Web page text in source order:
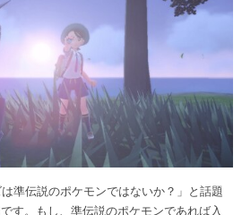
準伝説のポケモンではないか？」と話題
す。もし、準伝説のポケモンであれば入